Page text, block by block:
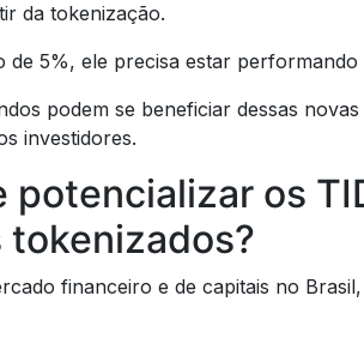
da tokenização.
5%, ele precisa estar
podem se beneficiar dessas
investidores.
potencializar os
financeiro e de capitais no